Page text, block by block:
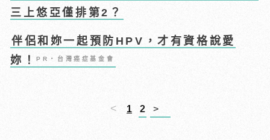
三上悠亞僅排第2？
伴侶和妳一起預防HPV，才有資格說愛
妳！PR・台灣癌症基金會
< 1 2 >